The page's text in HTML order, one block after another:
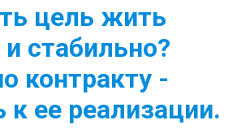
цель жить
стабильно?
контракту -
к ее реализации.